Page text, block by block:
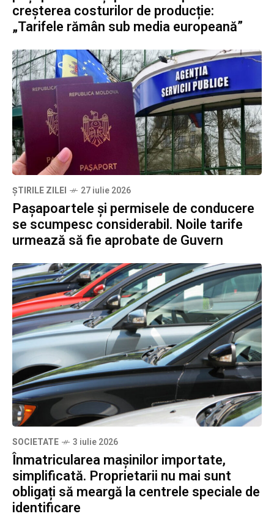
creșterea costurilor de producție:
„Tarifele rămân sub media europeană”
ȘTIRILE ZILEI 27 iulie 2026
Pașapoartele și permisele de conducere
se scumpesc considerabil. Noile tarife
urmează să fie aprobate de Guvern
SOCIETATE 3 iulie 2026
Înmatricularea mașinilor importate,
simplificată. Proprietarii nu mai sunt
obligați să meargă la centrele speciale de
identificare